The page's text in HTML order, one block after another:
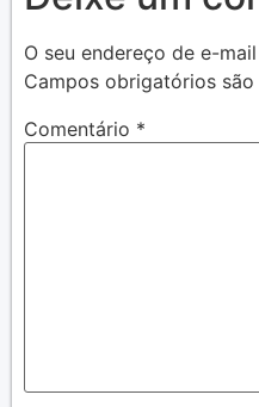
O seu endereço de e-
Campos obrigatórios
Comentário *